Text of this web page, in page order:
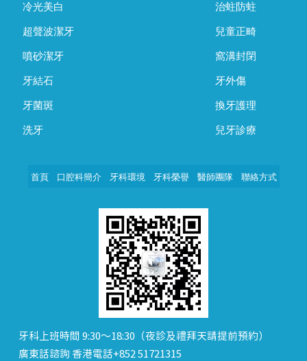
冷光美白
超聲波潔牙
噴砂潔牙
牙結石
牙菌斑
洗牙
治蛀防蛀
兒童正畸
窩溝封閉
牙外傷
換牙護理
兒牙診療
首頁 口腔科簡介 牙科環境 牙科榮譽 醫師團隊 聯絡方式
牙科上班時間 9:30～18:30（夜診及禮拜天請提前預約）
廣東話諮詢 香港電話+852 51721315